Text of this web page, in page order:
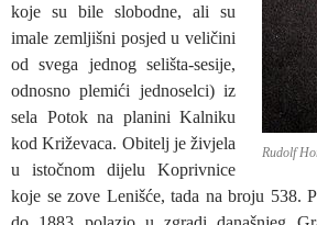
Rudolf
koje su bile slobodne, ali su
imale zemljišni posjed u veličini
od svega jednog selišta-sesije,
odnosno plemići jednoselci) iz
sela Potok na planini Kalniku
kod Križevaca. Obitelj je živjela
u istočnom dijelu Koprivnice
koje se zove Lenišće, tada na broju 538.